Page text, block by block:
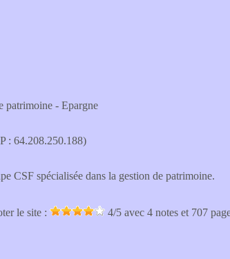
patrimoine - Epargne
: 64.208.250.188)
CSF spécialisée dans la gestion de patrimoine.
le site :
4/5 avec 4 notes et 707